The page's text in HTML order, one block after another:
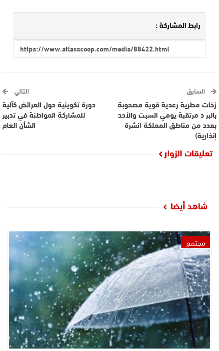
رابط المشاركة :
السابق
زخات مطرية رعدية قوية مصحوبة
بالبر د مرتقبة يومي السبت والأحد
بعدد من مناطق المملكة (نشرة
إنذارية)
التالي
دورة تكوينية حول العرائض كآلية
للمشاركة المواطنة في تدبير
الشأن العام
تعليقات الزوار
شاهد أيضا
مجتمع